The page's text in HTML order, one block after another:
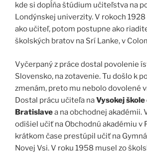
kde si dopĺňa štúdium učiteľstva na
Londýnskej univerzity. V rokoch
ako učiteľ, potom postupne ako
školských bratov na Srí Lanke, v
Vyčerpaný z práce dostal povolenie
Slovensko, na zotavenie. Tu došlo k
zmenám, preto mu nebolo dovolené
Dostal prácu učiteľa naVysokej
Bratislavea na obchodnej akadémii.
odišiel učiť na Obchodnú akadémiu v
krátkom čase prestúpil učiť na
Novej Vsi. V roku 1958 musel zo